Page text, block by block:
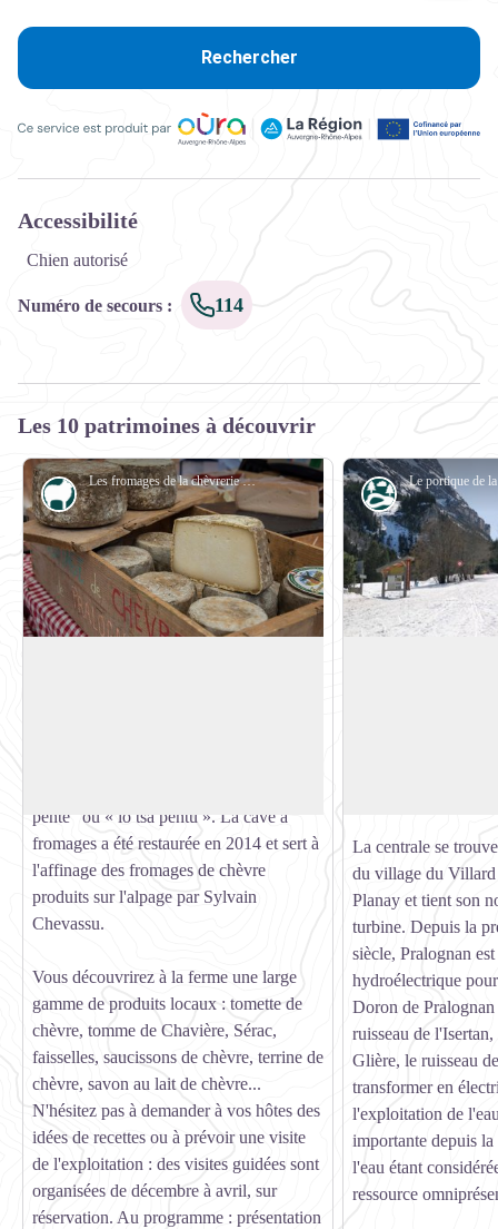
Rechercher
Accessibilité
Chien autorisé
Numéro de secours : 114
Les 10 patrimoines à découvrir
Les fromages de la chèvrerie de Chavière - Gilles Lansard
Pastoralisme
pente" ou « lo tsa pentu ». La cave à
fromages a été restaurée en 2014 et sert à
l'affinage des fromages de chèvre
produits sur l'alpage par Sylvain
Chevassu.
Vous découvrirez à la ferme une large
gamme de produits locaux : tomette de
chèvre, tomme de Chavière, Sérac,
faisselles, saucissons de chèvre, terrine de
chèvre, savon au lait de chèvre...
N'hésitez pas à demander à vos hôtes des
idées de recettes ou à prévoir une visite
de l'exploitation : des visites guidées sont
organisées de décembre à avril, sur
réservation. Au programme : présentation
Eau
La centrale se
du village du
Planay et tient son
turbine. Depuis la
siècle, Pralognan
hydroélectrique
Doron de
ruisseau de
Glière, le ruisseau
transformer en
l'exploitation de
importante depuis
l'eau étant
ressource